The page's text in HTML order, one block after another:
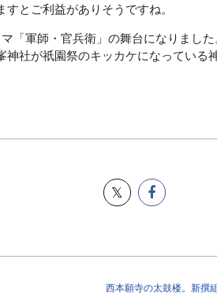
とご利益がありそうですね。
「軍師・官兵衛」の舞台になりました
社が祇園祭のキッカケになっている